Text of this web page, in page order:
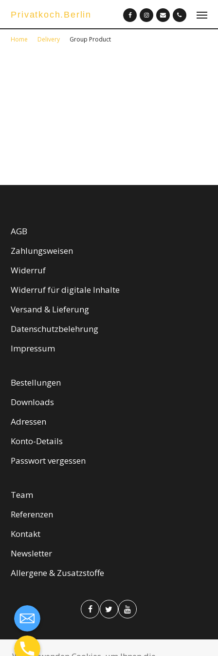
Privatkoch.Berlin
Home Delivery Group Product
AGB
Zahlungsweisen
Widerruf
Widerruf für digitale Inhalte
Versand & Lieferung
Datenschutzbelehrung
Impressum
Bestellungen
Downloads
Adressen
Konto-Details
Passwort vergessen
Team
Referenzen
Kontakt
Newsletter
Allergene & Zusatzstoffe